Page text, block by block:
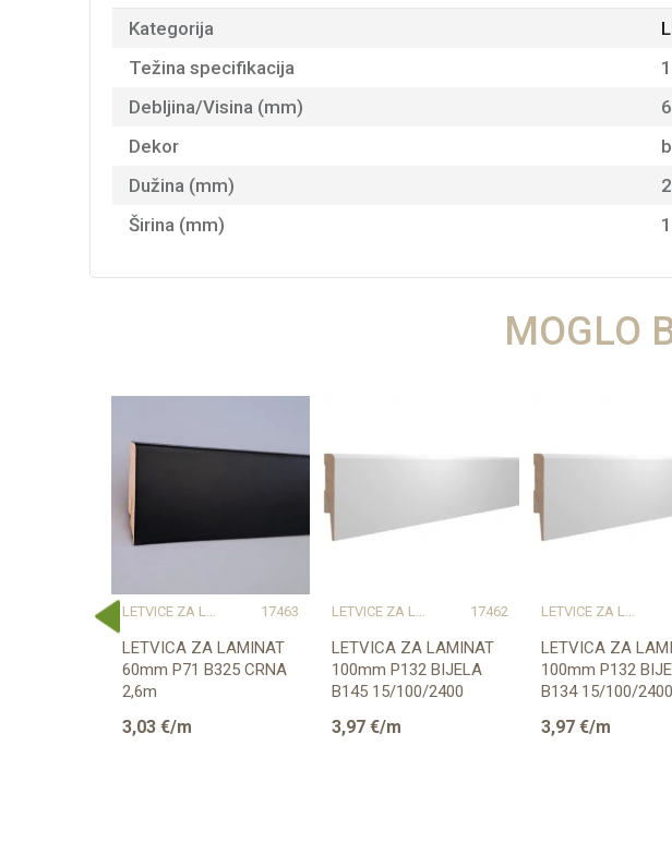
Kategorija
Težina specifikacija
Debljina/Visina (mm)
Dekor
Dužina (mm)
Širina (mm)
MOGLO
LETVICE ZA LAMINAT 17463
LETVICA ZA LAMINAT
60mm P71 B325 CRNA
2,6m
3,03 €/m
LETVICE ZA LAMINAT 17462
LETVICA ZA LAMINAT
100mm P132 BIJELA
B145 15/100/2400
BOJANJE)
3,97 €/m
LETVICE ZA LAMINAT
LETVICA ZA
100mm P132
B134 15/100/2400
3,97 €/m